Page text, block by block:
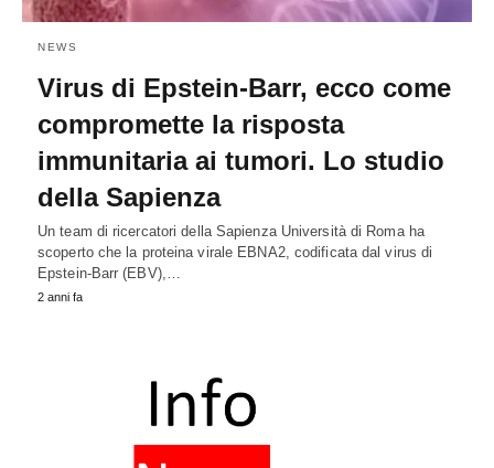
NEWS
Virus di Epstein-Barr, ecco come
compromette la risposta
immunitaria ai tumori. Lo studio
della Sapienza
Un team di ricercatori della Sapienza Università di Roma ha
scoperto che la proteina virale EBNA2, codificata dal virus di
Epstein-Barr (EBV),…
2 anni fa